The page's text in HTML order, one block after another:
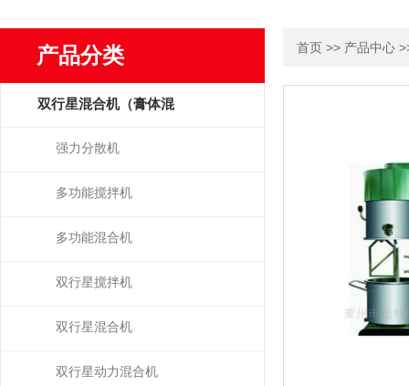
产品分类
双行星混合机（膏体混
拌）强力分散机
多功能搅拌机
多功能混合机
双行星搅拌机
双行星混合机
双行星动力混合机
首页 >> 产品中心